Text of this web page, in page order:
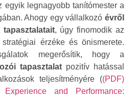
egyik legnagyobb tanítómester a
Ahogy egy vállalkozó évről
, úgy finomodik az
stratégiai érzéke és önismerete.
megerősítik, hogy a
tapasztalat pozitív hatással
teljesítményére ((PDF)
Experience and Performance: